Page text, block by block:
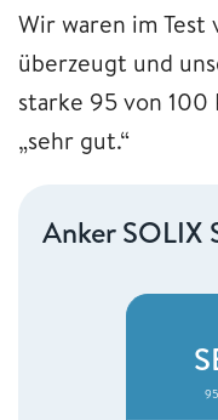
Wir waren im Test
überzeugt und
starke 95 von
„sehr gut.“
Anker SOLIX